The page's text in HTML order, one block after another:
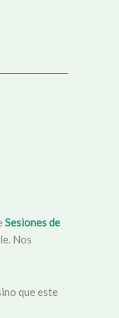
Sesiones de
Nos
que este